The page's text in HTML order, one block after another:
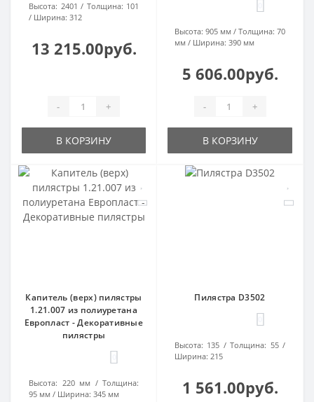
Высота: 2401 Толщина: 101
Ширина: 312
13 215.00руб.
- +
В КОРЗИНУ
Высота: 905 мм Толщина: 70
мм
Ширина: 390 мм
5 606.00руб.
- +
В КОРЗИНУ
Капитель (верх) пилястры
1.21.007 из полиуретана
Европласт - Декоративные
пилястры
Высота: 220 мм
Толщина:
95 мм
Ширина: 345 мм
Пилястра D3502
Высота: 135 Толщина: 55
Ширина: 215
1 561.00руб.